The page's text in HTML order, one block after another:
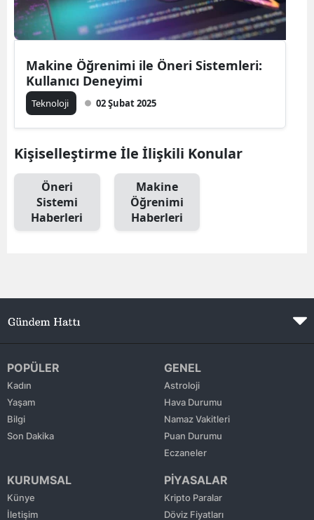
Burdur
Gaziantep
Gümüşhane
Hakkari
Hatay
Isparta
Makine Öğrenimi ile Öneri Sistemleri:
Kullanıcı Deneyimi
Teknoloji 02 Şubat 2025
Kişiselleştirme İle İlişkili Konular
Öneri
Sistemi
Haberleri
Makine
Öğrenimi
Haberleri
POPÜLER
Kadın
Yaşam
Bilgi
Son Dakika
GENEL
Astroloji
Hava Durumu
Namaz Vakitleri
Puan Durumu
Eczaneler
KURUMSAL
Künye
İletişim
PİYASALAR
Kripto Paralar
Döviz Fiyatları